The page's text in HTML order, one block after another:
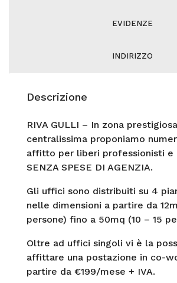
EVIDENZE
INDIRIZZO
Descrizione
RIVA GULLI – In zona
centralissima proponiamo
affitto per liberi professionisti e
SENZA SPESE DI AGENZIA.
Gli uffici sono distribuiti su 4
nelle dimensioni a partire da
persone) fino a 50mq (10 – 15
Oltre ad uffici singoli vi è la
affittare una postazione in co-
partire da €199/mese + IVA.